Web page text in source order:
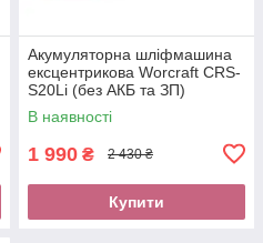
Акумуляторна шліфмашина
ексцентрикова Worcraft CRS-
S20Li (без АКБ та ЗП)
В наявності
1 990 ₴ 2 430 ₴
Купити